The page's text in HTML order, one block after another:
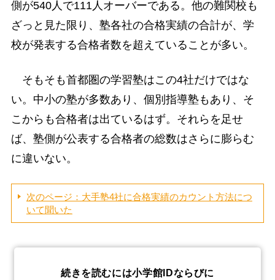
側が540人で111人オーバーである。他の難関校も
ざっと見た限り、塾各社の合格実績の合計が、学
校が発表する合格者数を超えていることが多い。
そもそも首都圏の学習塾はこの4社だけではな
い。中小の塾が多数あり、個別指導塾もあり、そ
こからも合格者は出ているはず。それらを足せ
ば、塾側が公表する合格者の総数はさらに膨らむ
に違いない。
次のページ：大手塾4社に合格実績のカウント方法につ
いて聞いた
続きを読むには小学館IDならびに